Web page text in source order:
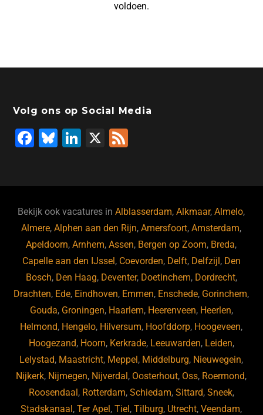
voldoen.
Volg ons op Social Media
F
b
o
o
k
Bl
ky
Li
dI
n
X
Bekijk ook vacatures inAlblasserdam,Alkmaar,Almelo,
Almere,Alphen aan den Rijn,Amersfoort,Amsterdam,
Apeldoorn,Arnhem,Assen, Bergen op Zoom, Breda,
Capelle aan den IJssel , Coevorden, Delft, Delfzijl , Den
Bosch, Den Haag, Deventer, Doetinchem, Dordrecht,
Drachten, Ede, Eindhoven, Emmen, Enschede, Gorinchem,
Gouda, Groningen, Haarlem, Heerenveen, Heerlen,
Helmond, Hengelo, Hilversum, Hoofddorp, Hoogeveen,
Hoogezand, Hoorn, Kerkrade, Leeuwarden, Leiden,
Lelystad, Maastricht, Meppel , Middelburg, Nieuwegein,
Nijkerk, Nijmegen, Nijverdal , Oosterhout, Oss, Roermond,
Roosendaal , Rotterdam, Schiedam, Sittard, Sneek,
Stadskanaal ,Ter Apel ,Tiel ,Tilburg, Utrecht,Veendam,